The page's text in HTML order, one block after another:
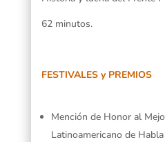
62 minutos.
FESTIVALES y PREMIOS
Mención de Honor al
Latinoamericano de